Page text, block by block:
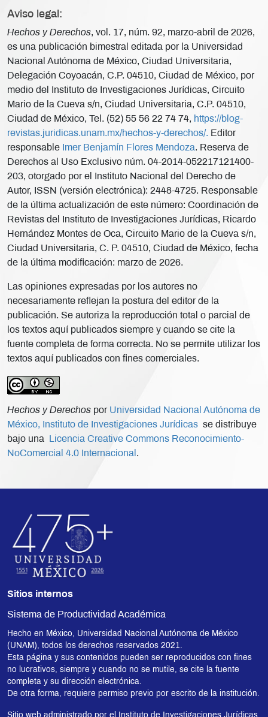
Aviso legal:
Hechos y Derechos, vol. 17, núm. 92, marzo-abril de 2026,
es una publicación bimestral editada por la Universidad
Nacional Autónoma de México, Ciudad Universitaria,
Delegación Coyoacán, C.P. 04510, Ciudad de México, por
medio del Instituto de Investigaciones Jurídicas, Circuito
Mario de la Cueva s/n, Ciudad Universitaria, C.P. 04510,
Ciudad de México, Tel. (52) 55 56 22 74 74, https://blog-
revistas.juridicas.unam.mx/hechos-y-derechos/. Editor
responsable Imer Benjamín Flores Mendoza. Reserva de
Derechos al Uso Exclusivo núm. 04-2014-052217121400-
203, otorgado por el Instituto Nacional del Derecho de
Autor, ISSN (versión electrónica): 2448-4725. Responsable
de la última actualización de este número: Coordinación de
Revistas del Instituto de Investigaciones Jurídicas, Ricardo
Hernández Montes de Oca, Circuito Mario de la Cueva s/n,
Ciudad Universitaria, C. P. 04510, Ciudad de México, fecha
de la última modificación: marzo de 2026.
Las opiniones expresadas por los autores no
necesariamente reflejan la postura del editor de la
publicación. Se autoriza la reproducción total o parcial de
los textos aquí publicados siempre y cuando se cite la
fuente completa de forma correcta. No se permite utilizar los
textos aquí publicados con fines comerciales.
Hechos y Derechos por Universidad Nacional Autónoma de
México, Instituto de Investigaciones Jurídicas se distribuye
bajo una
Licencia Creative Commons Reconocimiento-
NoComercial 4.0 Internacional .
Sitios internos
Sistema de Productividad Académica
Hecho en México, Universidad Nacional Autónoma de México
(UNAM), todos los derechos reservados 2021.
Esta página y sus contenidos pueden ser reproducidos con fines
no lucrativos, siempre y cuando no se mutile, se cite la fuente
completa y su dirección electrónica.
De otra forma, requiere permiso previo por escrito de la institución.